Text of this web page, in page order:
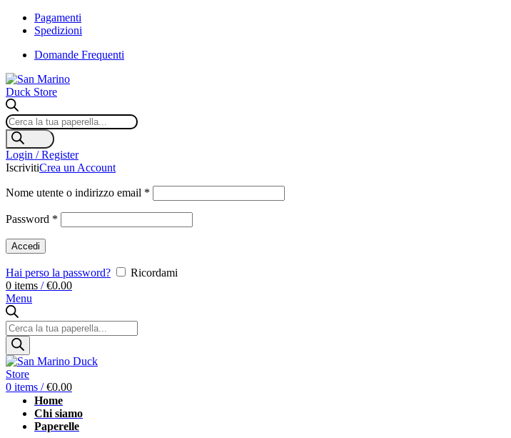
Pagamenti
Spedizioni
Domande Frequenti
Products
search
Login / Register
IscrivitiCrea un Account
Nome utente o indirizzo email *
Password *
Accedi
Hai perso la password?
Ricordami
0 items / €0.00
Menu
Products
search
0 items / €0.00
Home
Chi siamo
Paperelle